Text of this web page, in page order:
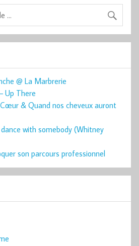
@ La Marbrerie
Up There
& Quand nos cheveux auront
with somebody (Whitney
son parcours professionnel